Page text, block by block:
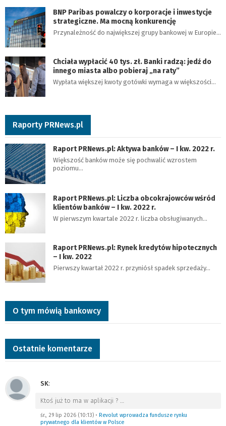
BNP Paribas powalczy o korporacje i inwestycje
strategiczne. Ma mocną konkurencję
Przynależność do największej grupy bankowej w Europie…
Chciała wypłacić 40 tys. zł. Banki radzą: jedź do
innego miasta albo pobieraj „na raty”
Wypłata większej kwoty gotówki wymaga w większości…
Raporty PRNews.pl
Raport PRNews.pl: Aktywa banków – I kw. 2022 r.
Większość banków może się pochwalić wzrostem
poziomu…
Raport PRNews.pl: Liczba obcokrajowców wśród
klientów banków – I kw. 2022 r.
W pierwszym kwartale 2022 r. liczba obsługiwanych…
Raport PRNews.pl: Rynek kredytów hipotecznych
– I kw. 2022
Pierwszy kwartał 2022 r. przyniósł spadek sprzedaży…
O tym mówią bankowcy
Ostatnie komentarze
SK:
Ktoś już to ma w aplikacji ?
śr., 29 lip 2026 (10:13) • Revolut wprowadza fundusze rynku
prywatnego dla klientów w Polsce